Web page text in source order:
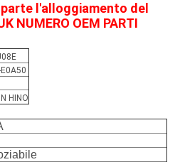
l'alloggiamento del
NUMERO OEM PARTI
HINO